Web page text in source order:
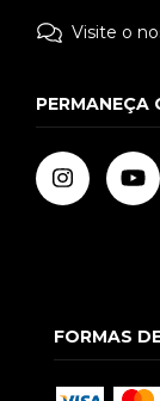
Visite o
PERMANEÇA
FORMAS